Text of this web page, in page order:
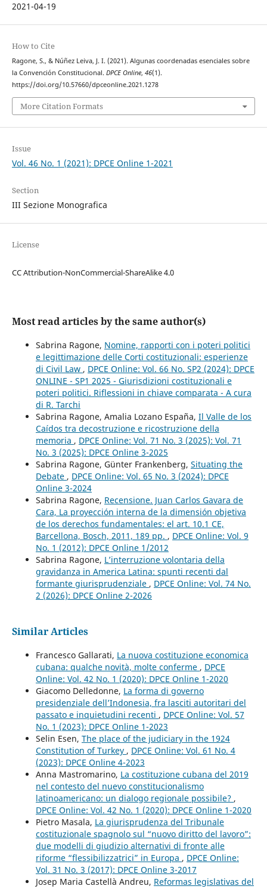
2021-04-19
How to Cite
Ragone, S., & Núñez Leiva, J. I. (2021). Algunas coordenadas esenciales sobre
la Convención Constitucional. DPCE Online, 46(1).
https://doi.org/10.57660/dpceonline.2021.1278
More Citation Formats
Issue
Vol. 46 No. 1 (2021): DPCE Online 1-2021
Section
III Sezione Monografica
License
CC Attribution-NonCommercial-ShareAlike 4.0
Most read articles by the same author(s)
Sabrina Ragone, Nomine, rapporti con i poteri politici
e legittimazione delle Corti costituzionali: esperienze
di Civil Law , DPCE Online: Vol. 66 No. SP2 (2024): DPCE
ONLINE - SP1 2025 - Giurisdizioni costituzionali e
poteri politici. Riflessioni in chiave comparata - A cura
di R. Tarchi
Sabrina Ragone, Amalia Lozano España, Il Valle de los
Caídos tra decostruzione e ricostruzione della
memoria , DPCE Online: Vol. 71 No. 3 (2025): Vol. 71
No. 3 (2025): DPCE Online 3-2025
Sabrina Ragone, Günter Frankenberg, Situating the
Debate , DPCE Online: Vol. 65 No. 3 (2024): DPCE
Online 3-2024
Sabrina Ragone, Recensione. Juan Carlos Gavara de
Cara, La proyección interna de la dimensión objetiva
de los derechos fundamentales: el art. 10.1 CE,
Barcellona, Bosch, 2011, 189 pp. , DPCE Online: Vol. 9
No. 1 (2012): DPCE Online 1/2012
Sabrina Ragone, L’interruzione volontaria della
gravidanza in America Latina: spunti recenti dal
formante giurisprudenziale , DPCE Online: Vol. 74 No.
2 (2026): DPCE Online 2-2026
Similar Articles
Francesco Gallarati, La nuova costituzione economica
cubana: qualche novità, molte conferme , DPCE
Online: Vol. 42 No. 1 (2020): DPCE Online 1-2020
Giacomo Delledonne, La forma di governo
presidenziale dell’Indonesia, fra lasciti autoritari del
passato e inquietudini recenti , DPCE Online: Vol. 57
No. 1 (2023): DPCE Online 1-2023
Selin Esen, The place of the judiciary in the 1924
Constitution of Turkey , DPCE Online: Vol. 61 No. 4
(2023): DPCE Online 4-2023
Anna Mastromarino, La costituzione cubana del 2019
nel contesto del nuevo constitucionalismo
latinoamericano: un dialogo regionale possibile? ,
DPCE Online: Vol. 42 No. 1 (2020): DPCE Online 1-2020
Pietro Masala, La giurisprudenza del Tribunale
costituzionale spagnolo sul “nuovo diritto del lavoro”:
due modelli di giudizio alternativi di fronte alle
riforme “flessibilizzatrici” in Europa , DPCE Online:
Vol. 31 No. 3 (2017): DPCE Online 3-2017
Josep Maria Castellà Andreu, Reformas legislativas del